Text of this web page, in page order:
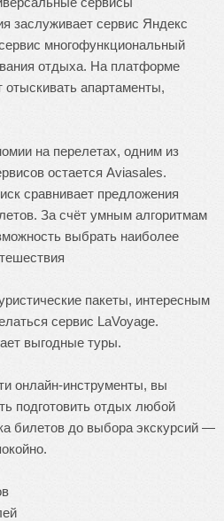
заслуживает сервис Яндекс
многофункциональный
отдыха. На платформе
отыскивать апартаменты,
на перелетах, одним из
остается Aviasales.
сравнивает предложения
За счёт умным алгоритмам
выбрать наиболее
пакеты, интересным
сервис LaVoyage.
выгодные туры.
онлайн-инструменты, вы
подготовить отдых любой
билетов до выбора экскурсий —